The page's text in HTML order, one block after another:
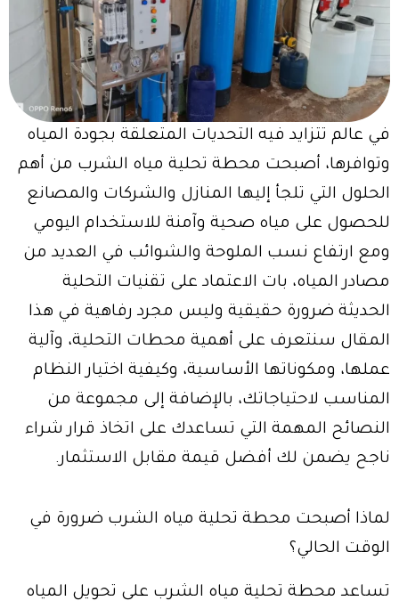
في عالم تتزايد فيه التحديات المتعلقة بجودة المياه
وتوافرها، أصبحت محطة تحلية مياه الشرب من أهم
الحلول التي تلجأ إليها المنازل والشركات والمصانع
للحصول على مياه صحية وآمنة للاستخدام اليومي
ومع ارتفاع نسب الملوحة والشوائب في العديد من
مصادر المياه، بات الاعتماد على تقنيات التحلية
الحديثة ضرورة حقيقية وليس مجرد رفاهية في هذا
المقال سنتعرف على أهمية محطات التحلية، وآلية
عملها، ومكوناتها الأساسية، وكيفية اختيار النظام
المناسب لاحتياجاتك، بالإضافة إلى مجموعة من
النصائح المهمة التي تساعدك على اتخاذ قرار شراء
ناجح يضمن لك أفضل قيمة مقابل الاستثمار.
لماذا أصبحت محطة تحلية مياه الشرب ضرورة في
الوقت الحالي؟
تساعد محطة تحلية مياه الشرب على تحويل المياه